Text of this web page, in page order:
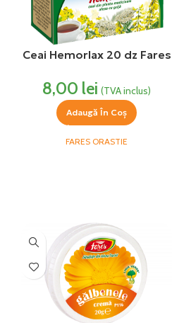
Ceai Hemorlax 20 dz Fares
8,00 lei (TVA inclus)
Adaugă În Coș
FARES ORASTIE